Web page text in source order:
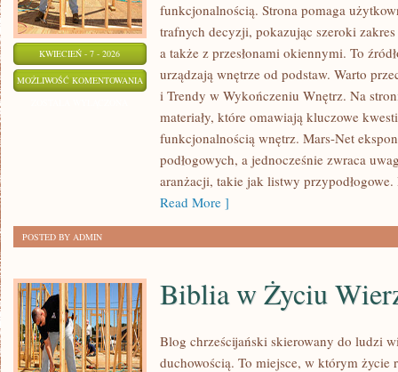
KWIECIEŃ - 7 - 2026
MOŻLIWOŚĆ KOMENTOWANIA KONSERWACJA
RENOWACJA
funkcjonalnością. Strona pomaga
trafnych decyzji, pokazując szeroki
a także z przesłonami okiennymi. To
urządzają wnętrze od podstaw. Warto
i Trendy w Wykończeniu Wnętrz. Na
materiały, które omawiają kluczowe
funkcjonalnością wnętrz. Mars-Net
podłogowych, a jednocześnie zwraca
aranżacji, takie jak listwy
Read More ]
POSTED BY ADMIN
Biblia w Życiu
Blog chrześcijański skierowany do ludzi
duchowością. To miejsce, w którym życie